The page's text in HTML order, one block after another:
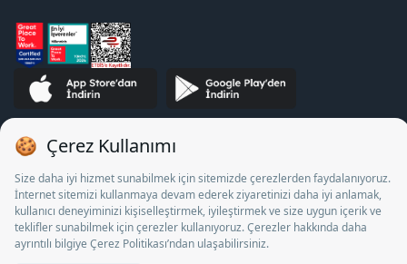
Bürosu Olarak 13/05/2025 - 12/05/2028 tarihleri arasında
faaliyette bulunmak üzere, Türkiye İş Kurumu tarafından
18/04/2025 tarih ve 18095710 sayılı karar uyarınca 1078 nolu
belge ile faaliyet göstermektedir. 4904 sayılı kanun uyarınca iş
arayanlardan ücret alınması yasaktır.